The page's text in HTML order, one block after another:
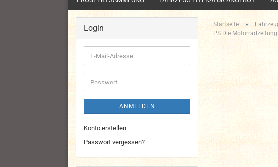
Startseite »
PS Die Motorradzeitung
Login
E-
Mail-
Adresse
Passwort
ANMELDEN
Konto erstellen
Passwort vergessen?